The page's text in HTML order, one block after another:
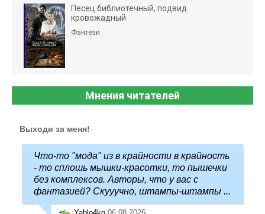
Песец библиотечный, подвид
кровожадный
Фэнтези
Мнения читателей
Выходи за меня!
Что-то "мода" из в крайности в крайность
- то сплошь мышки-красотки, то пышечки
без комплексов. Авторы, что у вас с
фантазией? Скууучно, штампы-штампы ...